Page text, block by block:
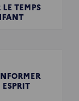
TEMPS